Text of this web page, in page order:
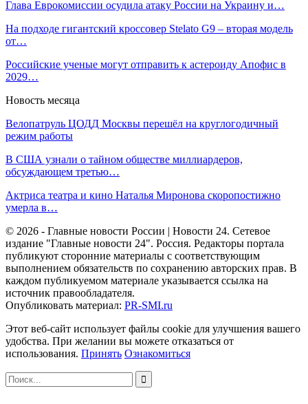
Глава Еврокомиссии осудила атаку России на Украину и…
На подходе гигантский кроссовер Stelato G9 – вторая модель
от…
Российские ученые могут отправить к астероиду Апофис в
2029…
Новость месяца
Велопатруль ЦОДД Москвы перешёл на круглогодичный
режим работы
В США узнали о тайном обществе миллиардеров,
обсуждающем третью…
Актриса театра и кино Наталья Миронова скоропостижно
умерла в…
© 2026 - Главные новости России | Новости 24. Сетевое
издание "Главные новости 24". Россия. Редакторы портала
публикуют сторонние материалы с соответствующим
выполнением обязательств по сохранению авторских прав. В
каждом публикуемом материале указывается ссылка на
источник правообладателя.
Опубликовать материал: PR-SMI.ru
Этот веб-сайт использует файлы cookie для улучшения вашего
удобства. При желании вы можете отказаться от
использования. Принять Ознакомиться